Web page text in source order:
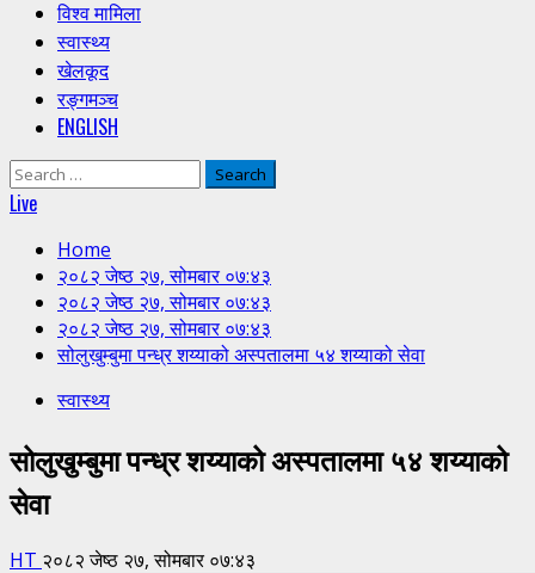
विश्व मामिला
स्वास्थ्य
खेलकूद
रङ्गमञ्च
ENGLISH
Search
for:
Live
Home
२०८२ जेष्ठ २७, सोमबार ०७:४३
२०८२ जेष्ठ २७, सोमबार ०७:४३
२०८२ जेष्ठ २७, सोमबार ०७:४३
सोलुखुम्बुमा पन्ध्र शय्याको अस्पतालमा ५४ शय्याको सेवा
स्वास्थ्य
सोलुखुम्बुमा पन्ध्र शय्याको अस्पतालमा ५४ शय्याको
सेवा
HT २०८२ जेष्ठ २७, सोमबार ०७:४३